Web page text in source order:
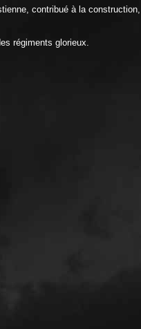
contribué à la
régiments glorieux.